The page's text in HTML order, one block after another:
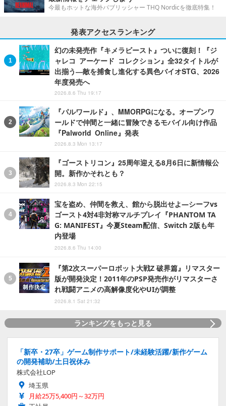
今最もホットな海外パブリッシャー THQ Nordicを徹底特集！
発表アクセスランキング
幻の未発売作『キメラビースト』ついに復刻！『ジ
ャレコ アーケード コレクション』全32タイトルが
出揃う―敵を捕食し進化する異色バイオSTG、2026
年度発売へ
2026.8.6 Thu 19:17
『パルワールド』、MMORPGになる。オープンワ
ールドで仲間と一緒に冒険できるモバイル向け作品
『Palworld Online』発表
2026.8.3 Mon 13:17
『ゴーストリコン』25周年迎える8月6日に新情報公
開。新作かそれとも？
2026.8.3 Mon 22:15
宝を盗め、仲間を救え、館から脱出せよ―シーフvs
ゴースト4対4非対称マルチプレイ『PHANTOM TA
G: MANIFEST』今夏Steam配信、Switch 2版も年
内登場
2026.8.6 Thu 14:00
『第2次スーパーロボット大戦Z 破界篇』リマスター
版が開発決定！2011年のPSP発売作がリマスターさ
れ戦闘アニメの高解像度化やUIが調整
2026.8.1 Sat 21:32
ランキングをもっと見る
「新卒・27卒」ゲーム制作サポート/未経験活躍/新作ゲーム
の開発補助/土日祝休み
株式会社LOP
埼玉県
月給25万5,400円～32万円